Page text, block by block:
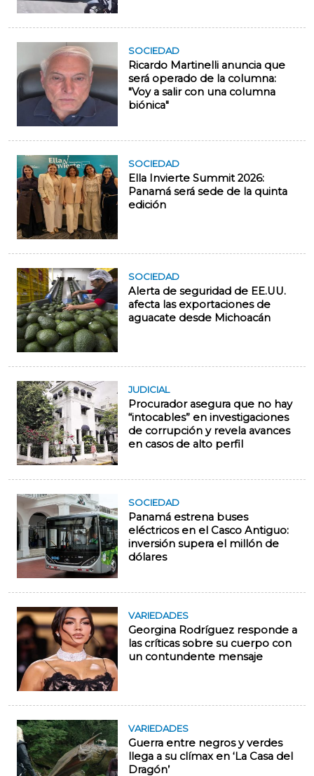
SOCIEDAD
Ricardo Martinelli anuncia que
será operado de la columna:
"Voy a salir con una columna
biónica"
SOCIEDAD
Ella Invierte Summit 2026:
Panamá será sede de la quinta
edición
SOCIEDAD
Alerta de seguridad de EE.UU.
afecta las exportaciones de
aguacate desde Michoacán
JUDICIAL
Procurador asegura que no hay
“intocables” en investigaciones
de corrupción y revela avances
en casos de alto perfil
SOCIEDAD
Panamá estrena buses
eléctricos en el Casco Antiguo:
inversión supera el millón de
dólares
VARIEDADES
Georgina Rodríguez responde a
las críticas sobre su cuerpo con
un contundente mensaje
VARIEDADES
Guerra entre negros y verdes
llega a su clímax en ‘La Casa del
Dragón’